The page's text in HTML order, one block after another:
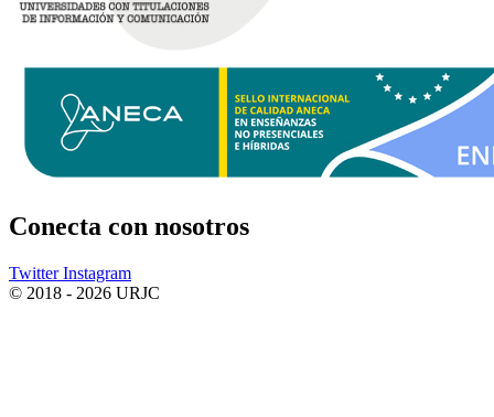
Conecta con nosotros
Twitter Instagram
© 2018 - 2026 URJC